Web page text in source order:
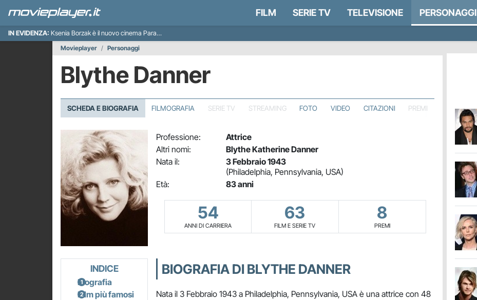
FILM SERIE TV TELEVISIONE PERSONAGGI
IN EVIDENZA: Ksenia Borzak è il nuovo cinema Paradiso italiano
Movieplayer
Personaggi
Blythe Danner
SCHEDA E BIOGRAFIA FILMOGRAFIA SERIE TV STREAMING FOTO VIDEO CITAZIONI PREMI
Professione:
Attrice
Altri nomi:
Blythe Katherine Danner
Nata il:
3 Febbraio 1943
(Philadelphia, Pennsylvania, USA)
Età:
83 anni
54
ANNI DI CARRIERA
63
FILM E SERIE TV
8
PREMI
INDICE
Biografia
Film più famosi
BIOGRAFIA DI BLYTHE DANNER
Nata il 3 Febbraio 1943 a Philadelphia, Pennsylvania, USA è una attrice con 48